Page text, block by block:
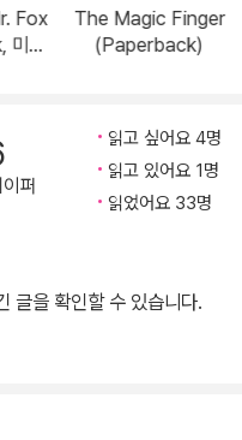
Fox
미국
The Magic Finger
(Paperback)
퍼
읽고 싶어요 4명
읽고 있어요 1명
읽었어요 33명
글을 확인할 수 있습니다.